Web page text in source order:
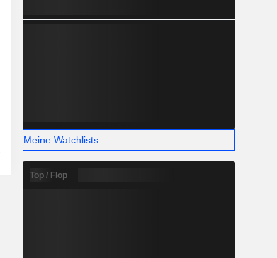
Meine Watchlists
Top / Flop